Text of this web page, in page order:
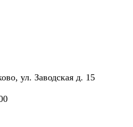
ул. Заводская д. 15